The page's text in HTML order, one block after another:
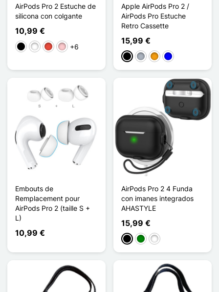
AirPods Pro 2 Estuche de
silicona con colgante
10,99 €
NegroBlancoRojoRosa+6
Apple AirPods Pro 2 /
AirPods Pro Estuche
Retro Cassette
15,99 €
NegroGris Naranja
Azul
Embouts de
Remplacement pour
AirPods Pro 2 (taille S +
L)
10,99 €
AirPods Pro 2 4 Funda
con imanes integrados
AHASTYLE
15,99 €
NegroVerdeBleu Nuit